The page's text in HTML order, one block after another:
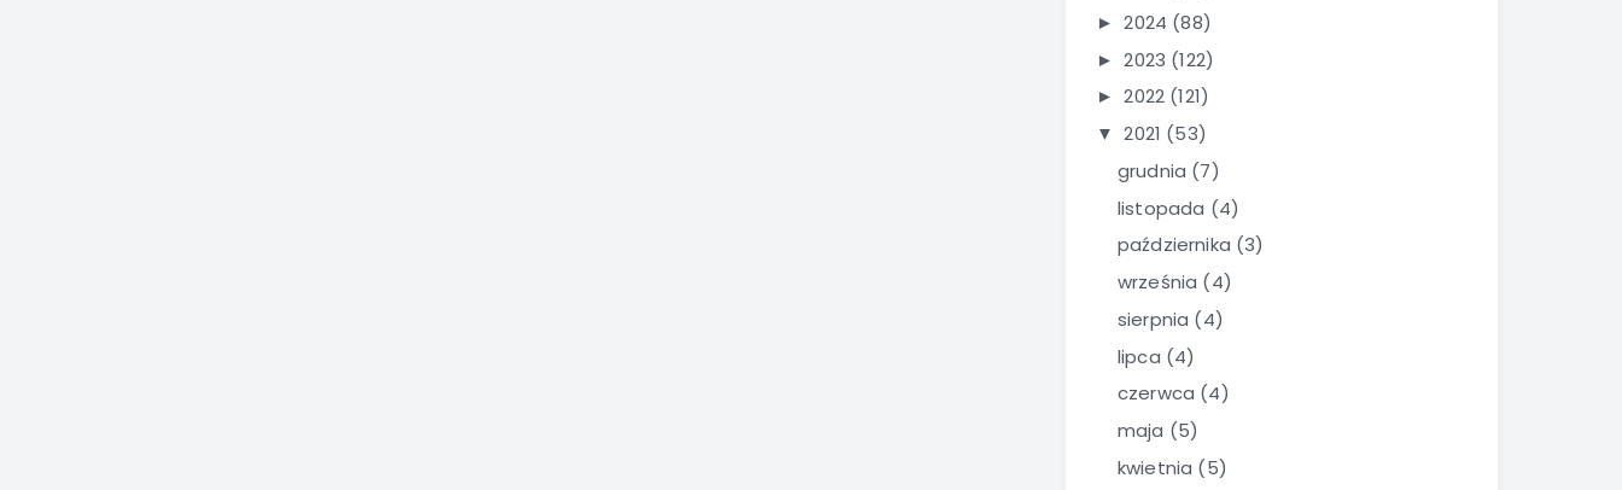
► 2024 (88)
► 2023 (122)
► 2022 (121)
▼ 2021 (53)
grudnia (7)
listopada (4)
października (3)
września (4)
sierpnia (4)
lipca (4)
czerwca (4)
maja (5)
kwietnia (5)